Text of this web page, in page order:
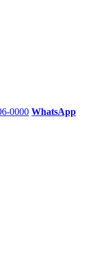
0000 WhatsApp